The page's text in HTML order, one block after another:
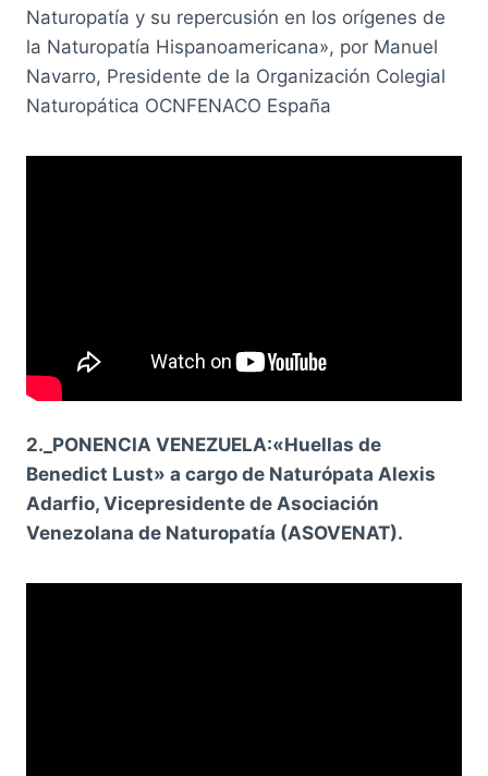
Naturopatía y su repercusión en los orígenes de
la Naturopatía Hispanoamericana», por Manuel
Navarro, Presidente de la Organización Colegial
Naturopática OCNFENACO España
2._PONENCIA VENEZUELA:«Huellas de
Benedict Lust» a cargo de Naturópata Alexis
Adarfio, Vicepresidente de Asociación
Venezolana de Naturopatía (ASOVENAT).